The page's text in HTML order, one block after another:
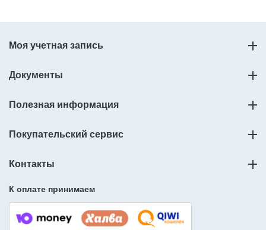
Моя учетная запись
Документы
Полезная информация
Покупательский сервис
Контакты
К оплате принимаем